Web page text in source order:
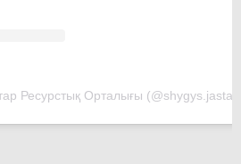
Ресурстық Орталығы